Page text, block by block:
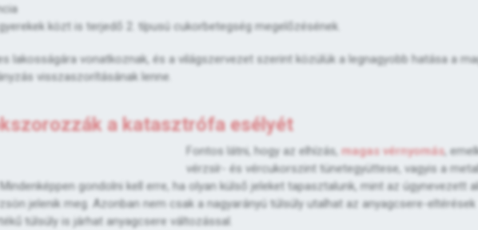
közt is terjedő 2. típusú cukorbetegség megelőzésének.
lakosságára vonatkoznak, és a világszervezet szerint közülük a legnagyobb hatása a
visszaszorításának lenne.
a katasztrófa esélyét
Fontos látni, hogy az elhízás, magas vérnyomás,
vérzsír- és vércukorszint tünetegyüttese, vagyis a
gondolni kell erre, ha olyan külső jeleket tapasztalunk, mint az úgynevezett
jelenik meg. Azonban nem csak a nagyarányú túlsúly utalhat az anyagcsere-eltérések
túlsúly is járhat anyagcsere változással.